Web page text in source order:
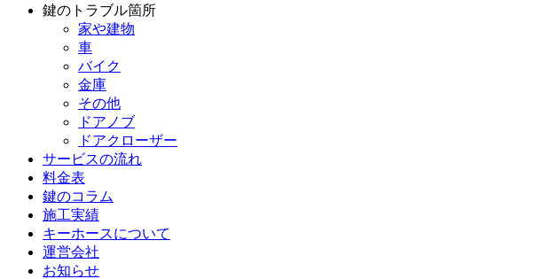
鍵のトラブル箇所
家や建物
車
バイク
金庫
その他
ドアノブ
ドアクローザー
サービスの流れ
料金表
鍵のコラム
施工実績
キーホースについて
運営会社
お知らせ